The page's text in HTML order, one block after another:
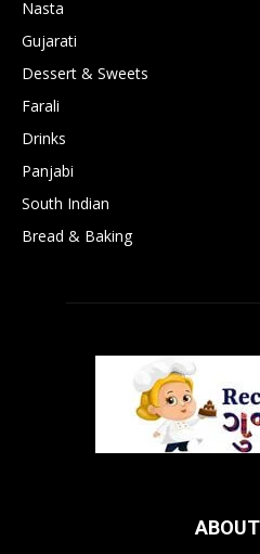
Nasta
Gujarati
Dessert & Sweets
Farali
Drinks
Panjabi
South Indian
Bread & Baking